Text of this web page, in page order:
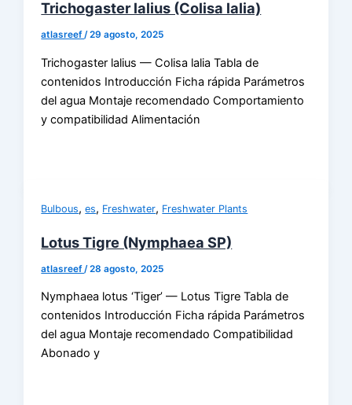
Trichogaster lalius (Colisa lalia)
atlasreef/29 agosto, 2025
Trichogaster lalius — Colisa lalia Tabla de
contenidos Introducción Ficha rápida Parámetros
del agua Montaje recomendado Comportamiento
y compatibilidad Alimentación
Bulbous,es, Freshwater, Freshwater Plants
Lotus Tigre (Nymphaea SP)
atlasreef /28 agosto, 2025
Nymphaea lotus ‘Tiger’ — Lotus Tigre Tabla de
contenidos Introducción Ficha rápida Parámetros
del agua Montaje recomendado Compatibilidad
Abonado y